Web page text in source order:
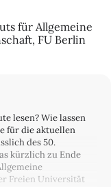
für Allgemeine
FU Berlin
lesen? Wie lassen
für die aktuellen
des 50.
kürzlich zu Ende
Freien Universität